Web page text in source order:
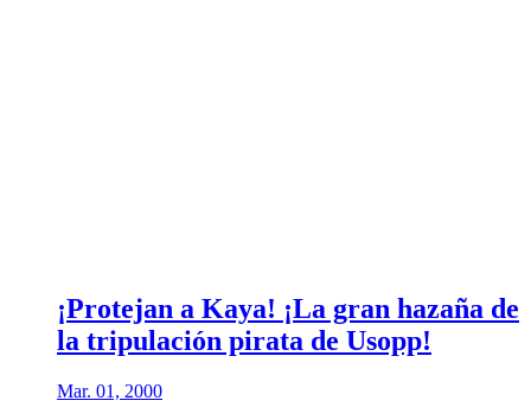
¡Protejan a Kaya! ¡La gran hazaña de
la tripulación pirata de Usopp!
Mar. 01, 2000